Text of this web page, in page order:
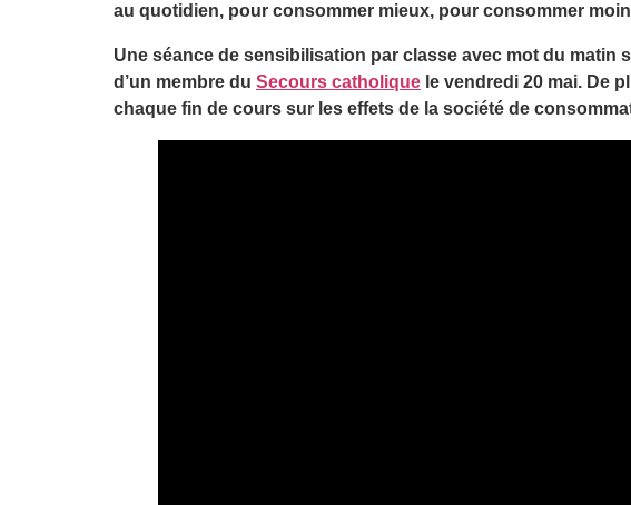
au quotidien, pour consommer mieux, pour consommer
Une séance de sensibilisation par classe avec mot du matin
d’un membre du Secours catholique le vendredi 20 mai. De
chaque fin de cours sur les effets de la société de